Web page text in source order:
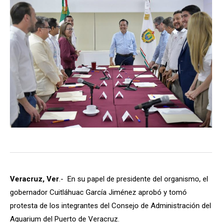
Veracruz, Ver.- En su papel de presidente del organismo, el
gobernador Cuitláhuac García Jiménez aprobó y tomó
protesta de los integrantes del Consejo de Administración del
Aquarium del Puerto de Veracruz.